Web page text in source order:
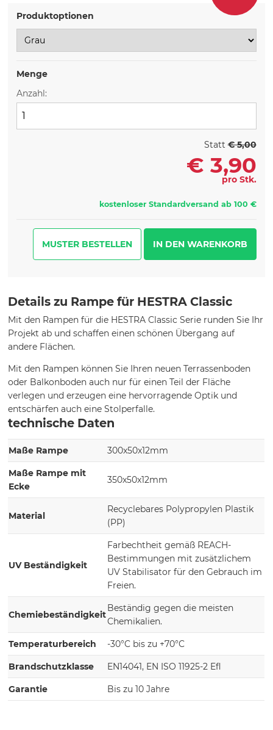
Produktoptionen
Menge
Anzahl:
Statt€ 5,00
€ 3,90
pro Stk.
kostenloser Standardversand ab 100 €
MUSTER BESTELLEN
Details zu Rampe für HESTRA Classic
Mit den Rampen für die HESTRA Classic Serie runden Sie Ihr
Projekt ab und schaffen einen schönen Übergang auf
andere Flächen.
Mit den Rampen können Sie Ihren neuen Terrassenboden
oder Balkonboden auch nur für einen Teil der Fläche
verlegen und erzeugen eine hervorragende Optik und
entschärfen auch eine Stolperfalle.
technische Daten
Maße Rampe 300x50x12mm
Maße Rampe mit
Ecke
350x50x12mm
Material
Recyclebares Polypropylen Plastik
(PP)
UV Beständigkeit
Farbechtheit gemäß REACH-
Bestimmungen mit zusätzlichem
UV Stabilisator für den Gebrauch im
Freien.
Chemiebeständigkeit
Beständig gegen die meisten
Chemikalien.
Temperaturbereich -30°C bis zu +70°C
Brandschutzklasse EN14041, EN ISO 11925-2 Efl
Garantie Bis zu 10 Jahre